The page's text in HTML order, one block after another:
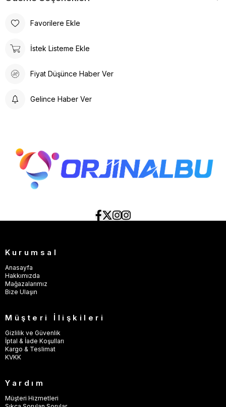
Favorilere Ekle
İstek Listeme Ekle
Fiyat Düşünce Haber Ver
Gelince Haber Ver
Kurumsal
Anasayfa
Hakkımızda
Mağazalarımız
Bize Ulaşın
Müşteri İlişkileri
Gizlilik ve Güvenlik
İptal & İade Koşulları
Kargo & Teslimat
KVKK
Yardım
Müşteri Hizmetleri